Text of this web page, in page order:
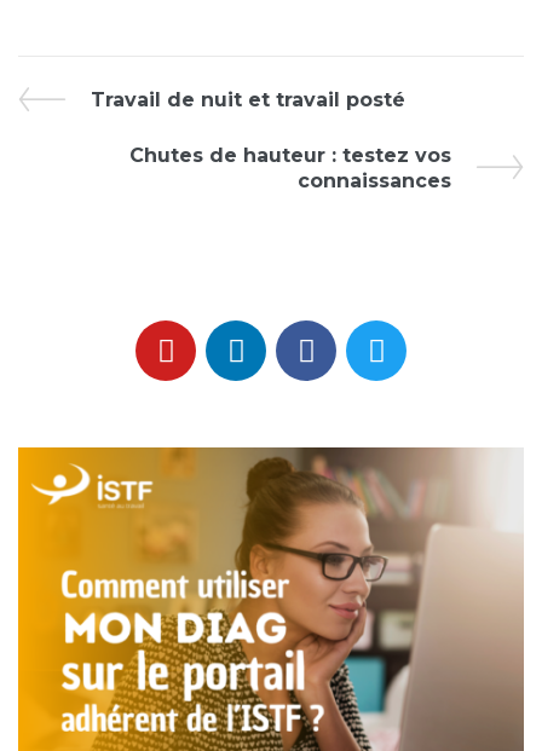
Travail de nuit et travail posté
Chutes de hauteur : testez vos
connaissances